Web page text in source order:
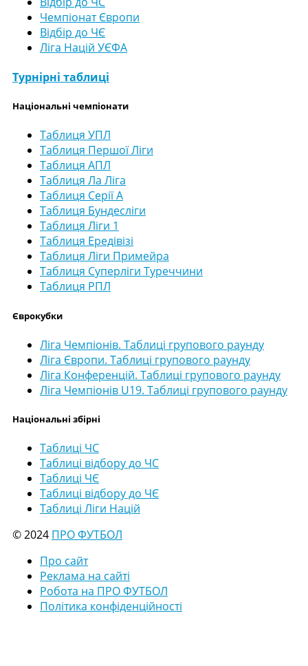
Чемпіонат Європи
Відбір до ЧЄ
Ліга Націй УЄФА
Турнірні таблиці
Національні чемпіонати
Таблиця УПЛ
Таблиця Першої Ліги
Таблиця АПЛ
Таблиця Ла Ліга
Таблиця Серії А
Таблиця Бундесліги
Таблиця Ліги 1
Таблиця Ередівізі
Таблиця Ліги Примейра
Таблиця Суперліги Туреччини
Таблиця РПЛ
Єврокубки
Ліга Чемпіонів. Таблиці групового раунду
Ліга Європи. Таблиці групового раунду
Ліга Конференцій. Таблиці групового раунду
Ліга Чемпіонів U19. Таблиці групового раунду
Національні збірні
Таблиці ЧС
Таблиці відбору до ЧС
Таблиці ЧЄ
Таблиці відбору до ЧЄ
Таблиці Ліги Націй
© 2024 ПРО ФУТБОЛ
Про сайт
Реклама на сайті
Робота на ПРО ФУТБОЛ
Політика конфіденційності